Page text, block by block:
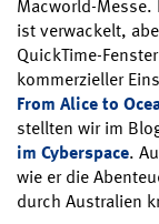
Macworld-Messe.
ist verwackelt,
QuickTime-
kommerzieller
From Alice to
stellten wir im
im Cyberspace.
wie er die
durch Australien